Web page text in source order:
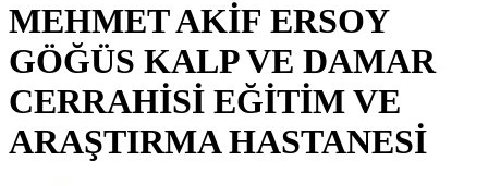
MEHMET AKİF ERSOY
GÖĞÜS KALP VE DAMAR
CERRAHİSİ EĞİTİM VE
ARAŞTIRMA HASTANESİ